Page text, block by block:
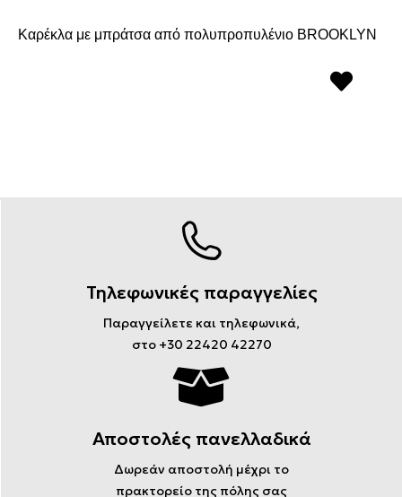
Καρέκλα με μπράτσα από πολυπροπυλένιο BROOKLYN
Τηλεφωνικές παραγγελίες
Παραγγείλετε και τηλεφωνικά,
στο +30 22420 42270
Αποστολές πανελλαδικά
Δωρεάν αποστολή μέχρι το
πρακτορείο της πόλης σας